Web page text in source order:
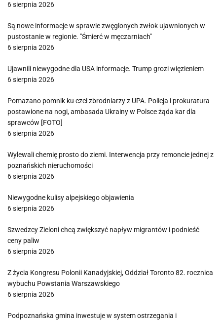
6 sierpnia 2026
Są nowe informacje w sprawie zwęglonych zwłok ujawnionych w
pustostanie w regionie. "Śmierć w męczarniach"
6 sierpnia 2026
Ujawnili niewygodne dla USA informacje. Trump grozi więzieniem
6 sierpnia 2026
Pomazano pomnik ku czci zbrodniarzy z UPA. Policja i prokuratura
postawione na nogi, ambasada Ukrainy w Polsce żąda kar dla
sprawców [FOTO]
6 sierpnia 2026
Wylewali chemię prosto do ziemi. Interwencja przy remoncie jednej z
poznańskich nieruchomości
6 sierpnia 2026
Niewygodne kulisy alpejskiego objawienia
6 sierpnia 2026
Szwedzcy Zieloni chcą zwiększyć napływ migrantów i podnieść
ceny paliw
6 sierpnia 2026
Z życia Kongresu Polonii Kanadyjskiej, Oddział Toronto 82. rocznica
wybuchu Powstania Warszawskiego
6 sierpnia 2026
Podpoznańska gmina inwestuje w system ostrzegania i